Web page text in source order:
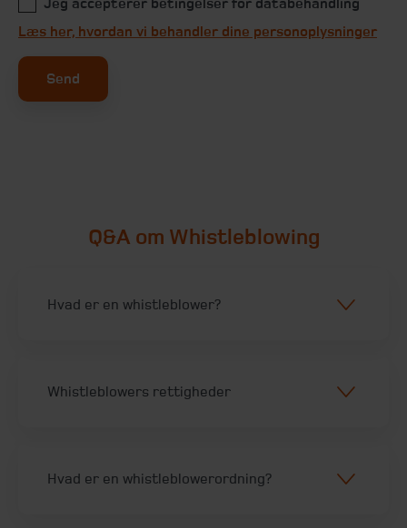
Jeg accepterer betingelser for databehandling
Læs her, hvordan vi behandler dine personoplysninger
Send
Q&A om Whistleblowing
Hvad er en whistleblower?
Whistleblowers rettigheder
Hvad er en whistleblowerordning?